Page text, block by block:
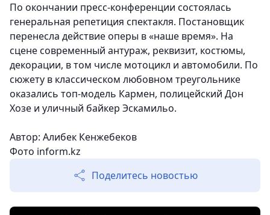
По окончании пресс-конференции состоялась
генеральная репетиция спектакля. Постановщик
перенесла действие оперы в «наше время». На
сцене современный антураж, реквизит, костюмы,
декорации, в том числе мотоцикл и автомобили. По
сюжету в классическом любовном треугольнике
оказались топ-модель Кармен, полицейский Дон
Хозе и уличный байкер Эскамильо.
Автор: Алибек Кенжебеков
Фото inform.kz
Поделитесь новостью